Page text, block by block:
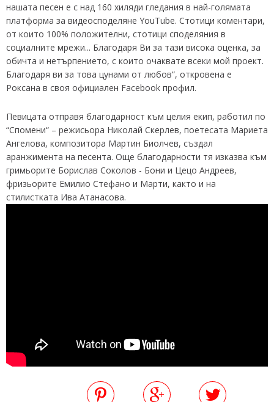
нашата песен е с над 160 хиляди гледания в най-голямата
платформа за видеосподеляне YouTube. Стотици коментари,
от които 100% положителни, стотици споделяния в
социалните мрежи... Благодаря Ви за тази висока оценка, за
обичта и нетърпението, с които очаквате всеки мой проект.
Благодаря ви за това цунами от любов“, откровена е
Роксана в своя официален Facebook профил.
Певицата отправя благодарност към целия екип, работил по
“Спомени“ – режисьора Николай Скерлев, поетесата Мариета
Ангелова, композитора Мартин Биолчев, създал
аранжимента на песента. Още благодарности тя изказва към
гримьорите Борислав Соколов - Бони и Цецо Андреев,
фризьорите Емилио Стефано и Марти, както и на
стилистката Ива Атанасова.